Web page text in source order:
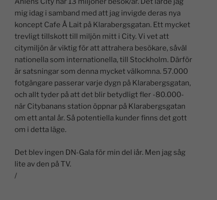
mig idag i samband med att jag invigde deras nya
koncept Cafe Å Lait på Klarabergsgatan. Ett mycket
trevligt tillskott till miljön mitt i City. Vi vet att
citymiljön är viktig för att attrahera besökare, såväl
nationella som internationella, till Stockholm. Därför
är satsningar som denna mycket välkomna. 57.000
fotgängare passerar varje dygn på Klarabergsgatan,
och allt tyder på att det blir betydligt fler -80.000-
när Citybanans station öppnar på Klarabergsgatan
om ett antal år. Så potentiella kunder finns det gott
om i detta läge.
Det blev ingen DN-Gala för min del iår. Men jag såg
lite av den på TV.
/